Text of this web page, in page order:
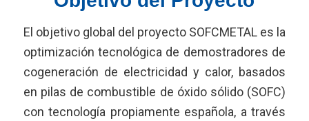
El objetivo global del proyecto SOFCMETAL es la
optimización tecnológica de demostradores de
cogeneración de electricidad y calor, basados
en pilas de combustible de óxido sólido (SOFC)
con tecnología propiamente española, a través